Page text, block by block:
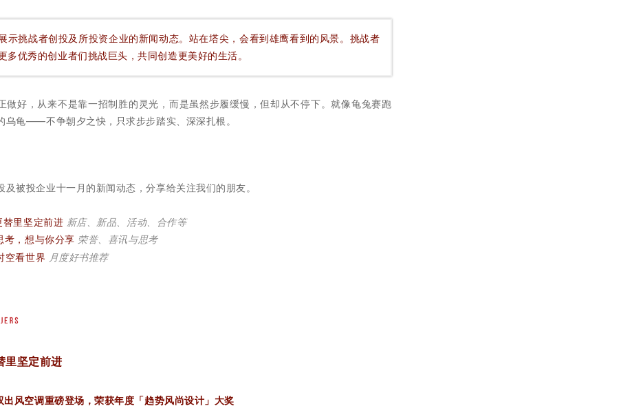
示挑战者创投及所投资企业的新闻动态。站在塔尖，会看到雄鹰看到的风景。挑战者
多优秀的创业者们挑战巨头，共同创造更美好的生活。
做好，从来不是靠一招制胜的灵光，而是虽然步履缓慢，但却从不停下。就像龟兔赛跑
乌龟——不争朝夕之快，只求步步踏实、深深扎根。
及被投企业十一月的新闻动态，分享给关注我们的朋友。
替里坚定前进 新店、新品、活动、合作等
考，想与你分享 荣誉、喜讯与思考
空看世界 月度好书推荐
里坚定前进
出风空调重磅登场，荣获年度「趋势风尚设计」大奖